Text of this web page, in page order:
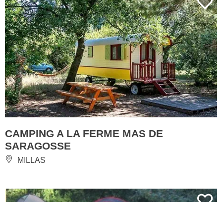
CAMPING A LA FERME MAS DE
SARAGOSSE
MILLAS